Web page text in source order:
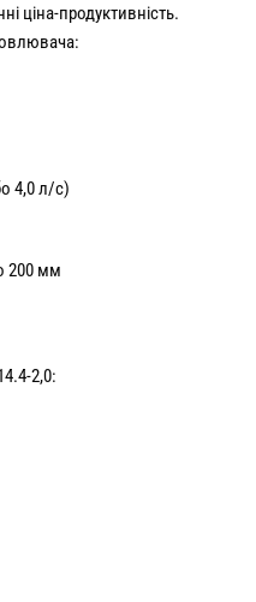
ціна-продуктивність.
4,0 л/с)
200 мм
2,0: